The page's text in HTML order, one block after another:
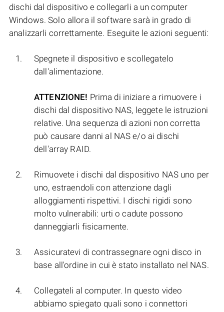
dischi dal dispositivo e collegarli a un computer
Windows. Solo allora il software sarà in grado di
analizzarli correttamente. Eseguite le azioni seguenti:
Spegnete il dispositivo e scollegatelo
dall'alimentazione.
ATTENZIONE! Prima di iniziare a rimuovere i
dischi dal dispositivo NAS, leggete le istruzioni
relative. Una sequenza di azioni non corretta
può causare danni al NAS e/o ai dischi
dell'array RAID.
Rimuovete i dischi dal dispositivo NAS uno per
uno, estraendoli con attenzione dagli
alloggiamenti rispettivi. I dischi rigidi sono
molto vulnerabili: urti o cadute possono
danneggiarli fisicamente.
Assicuratevi di contrassegnare ogni disco in
base all'ordine in cui è stato installato nel NAS.
Collegateli al computer. In questo video
abbiamo spiegato quali sono i connettori